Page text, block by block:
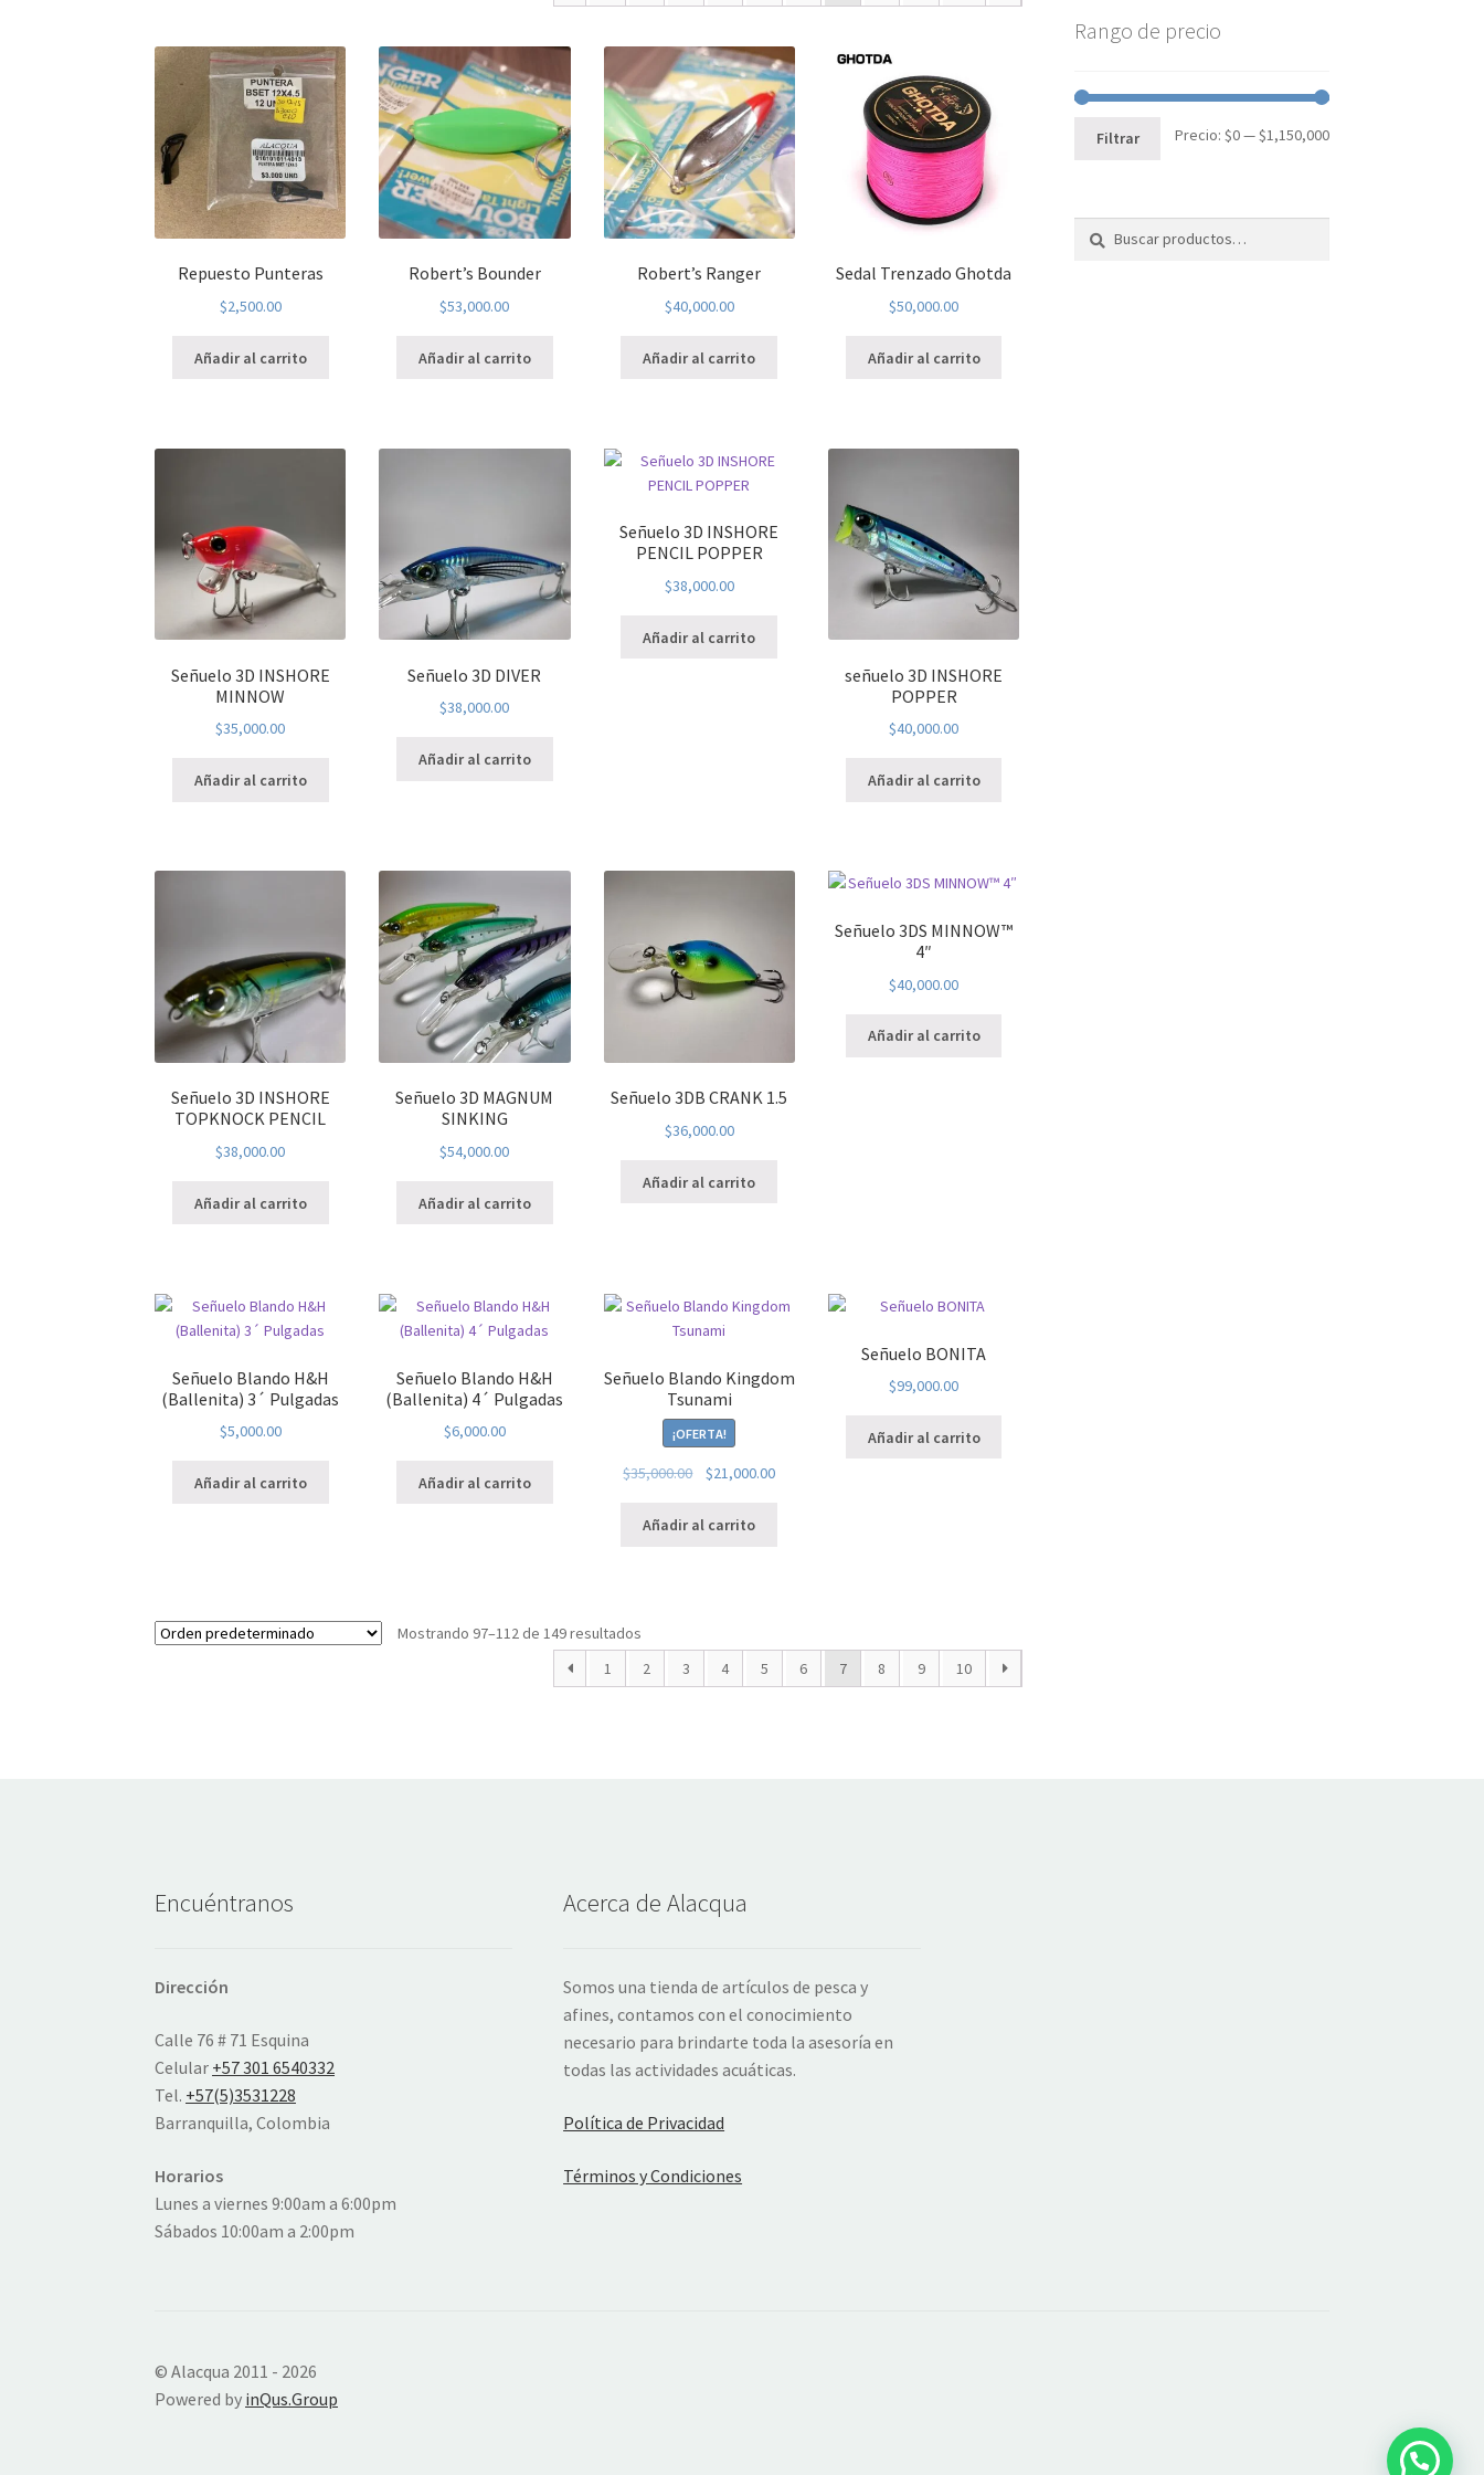
Repuesto Punteras
$2,500.00
Añadir al carrito
Robert’s Bounder
$53,000.00
Añadir al carrito
Robert’s Ranger
$40,000.00
Añadir al carrito
Sedal Trenzado Ghotda
$50,000.00
Añadir al carrito
Señuelo 3D INSHORE
MINNOW
$35,000.00
Añadir al carrito
Señuelo 3D DIVER
$38,000.00
Añadir al carrito
Señuelo 3D INSHORE
PENCIL POPPER
$38,000.00
Añadir al carrito
señuelo 3D INSHORE
POPPER
$40,000.00
Añadir al carrito
Señuelo 3D INSHORE
TOPKNOCK PENCIL
$38,000.00
Añadir al carrito
Señuelo 3D MAGNUM
SINKING
$54,000.00
Añadir al carrito
Señuelo 3DB CRANK 1.5
$36,000.00
Añadir al carrito
Señuelo 3DS MINNOW™
4″
$40,000.00
Añadir al carrito
Señuelo Blando H&H
(Ballenita) 3´ Pulgadas
$5,000.00
Añadir al carrito
Señuelo Blando H&H
(Ballenita) 4´ Pulgadas
$6,000.00
Añadir al carrito
Señuelo Blando Kingdom
Tsunami
¡OFERTA!
$35,000.00
El
original
$21,000.00El
Añadir al carrito
Señuelo BONITA
$99,000.00
Añadir al carrito
Mostrando 97–112 de 149 resultados
1
2 3 4 5 6 7 8 9 10
Rango de precio
Precio
Precio
Filtrar Precio: $0—$1,150,000
Buscar
Buscar
Encuéntranos
Dirección
Calle 76 # 71 Esquina
Celular +57 301 6540332
Tel. +57(5)3531228
Barranquilla, Colombia
Horarios
Lunes a viernes 9:00am a 6:00pm
Sábados 10:00am a 2:00pm
Acerca de Alacqua
Somos una tienda de artículos de pesca y
afines, contamos con el conocimiento
necesario para brindarte toda la asesoría en
todas las actividades acuáticas.
Política de Privacidad
Términos y Condiciones
© Alacqua 2011 - 2026
Powered by inQus.Group